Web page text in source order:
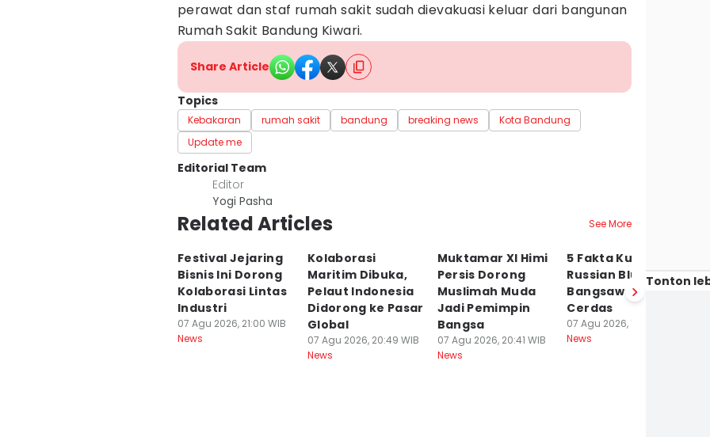
perawat dan staf rumah sakit sudah dievakuasi keluar dari bangunan
Rumah Sakit Bandung Kiwari.
Share Article
Topics
Kebakaran rumah sakit bandung breaking news
Kota Bandung
Update me
Editorial Team
Editor
Yogi Pasha
Related Articles See More
Festival Jejaring
Bisnis Ini Dorong
Kolaborasi Lintas
Industri
07 Agu 2026, 21:00 WIB
News
Kolaborasi
Maritim Dibuka,
Pelaut Indonesia
Didorong ke Pasar
Global
07 Agu 2026, 20:49 WIB
News
Muktamar XI Himi
Persis Dorong
Muslimah Muda
Jadi Pemimpin
Bangsa
07 Agu 2026, 20:41 WIB
News
5 Fakta Kucing
Russian Blue, Si
Bangsawan yang
Cerdas
07 Agu 2026, 18:17 WIB
News
Tonton